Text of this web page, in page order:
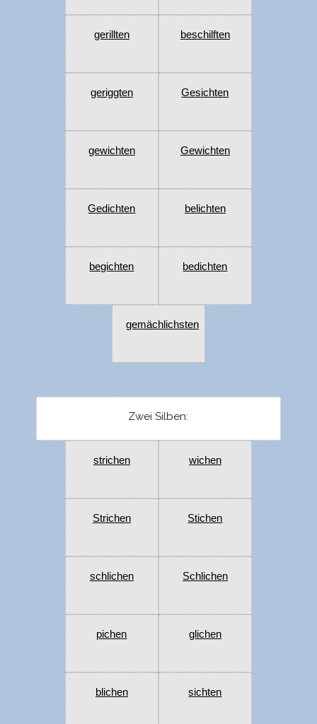
gerillten beschilften
geriggten Gesichten
gewichten Gewichten
Gedichten belichten
begichten bedichten
gemächlichsten
Zwei Silben:
strichen wichen
Strichen Stichen
schlichen Schlichen
pichen glichen
blichen sichten